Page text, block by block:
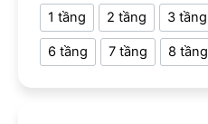
1 tầng 2 tầng 3 tầng
6 tầng 7 tầng 8 tầng